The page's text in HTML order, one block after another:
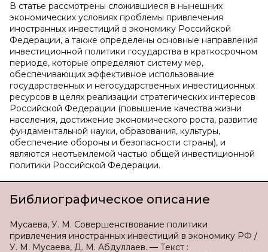
В статье рассмотрены сложившиеся в нынешних
экономических условиях проблемы привлечения
иностранных инвестиций в экономику Российской
Федерации, а также определены основные направления
инвестиционной политики государства в краткосрочном
периоде, которые определяют систему мер,
обеспечивающих эффективное использование
государственных и негосударственных инвестиционных
ресурсов в целях реализации стратегических интересов
Российской Федерации (повышение качества жизни
населения, достижение экономического роста, развитие
фундаментальной науки, образования, культуры,
обеспечение обороны и безопасности страны), и
являются неотъемлемой частью общей инвестиционной
политики Российской Федерации.
Библиографическое описание
Мусаева, У. М. Совершенствование политики
привлечения иностранных инвестиций в экономику РФ /
У. М. Мусаева, Д. М. Абдуллаев. — Текст :